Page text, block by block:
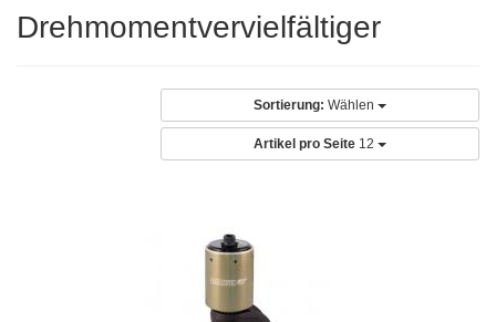
Drehmomentvervielfältiger
Sortierung: Wählen
Artikel pro Seite 12